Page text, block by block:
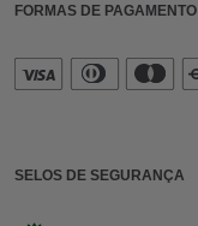
FORMAS DE PAGAMENTO
SELOS DE SEGURANÇA